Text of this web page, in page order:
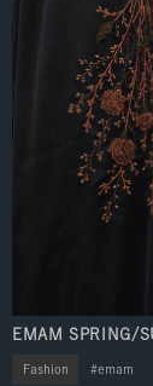
EMAM SPRING/
Fashion emam